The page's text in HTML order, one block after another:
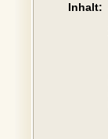
Inhalt: